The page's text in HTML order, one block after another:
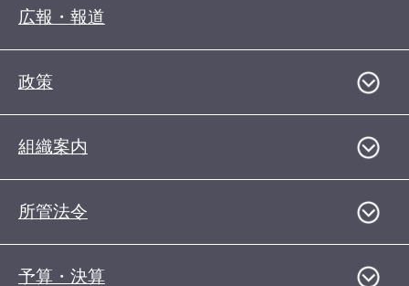
広報・報道
政策
組織案内
所管法令
予算・決算